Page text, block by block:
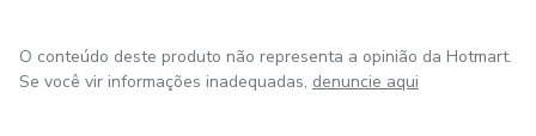
O conteúdo deste produto não representa a opinião da Hotmart.
Se você vir informações inadequadas, denuncie aqui